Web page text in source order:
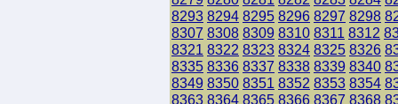
8293 8294 8295 8296 8297 8298
8307 8308 8309 8310 8311 8312
8321 8322 8323 8324 8325 8326
8335 8336 8337 8338 8339 8340
8349 8350 8351 8352 8353 8354
8363 8364 8365 8366 8367 8368